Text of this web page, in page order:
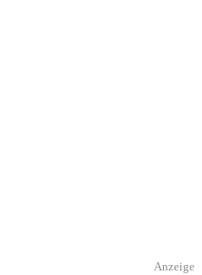
Anzeige